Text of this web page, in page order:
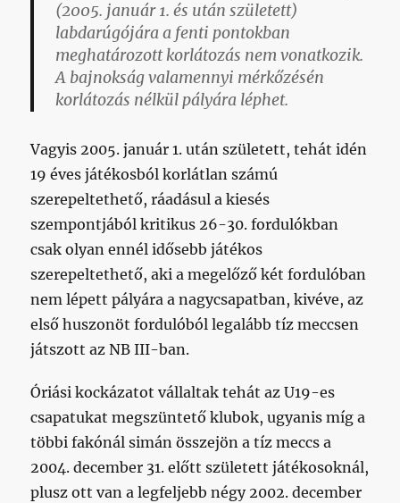
(2005. január 1. és után született)
labdarúgójára a fenti pontokban
meghatározott korlátozás nem vonatkozik.
A bajnokság valamennyi mérkőzésén
korlátozás nélkül pályára léphet.
Vagyis 2005. január 1. után született, tehát idén
19 éves játékosból korlátlan számú
szerepeltethető, ráadásul a kiesés
szempontjából kritikus 26-30. fordulókban
csak olyan ennél idősebb játékos
szerepeltethető, aki a megelőző két fordulóban
nem lépett pályára a nagycsapatban, kivéve, az
első huszonöt fordulóból legalább tíz meccsen
játszott az NB III-ban.
Óriási kockázatot vállaltak tehát az U19-es
csapatukat megszüntető klubok, ugyanis míg a
többi fakónál simán összejön a tíz meccs a
2004. december 31. előtt született játékosoknál,
plusz ott van a legfeljebb négy 2002. december